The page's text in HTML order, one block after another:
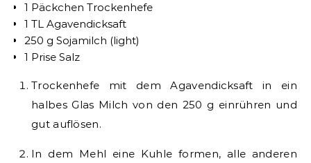
1 Päckchen Trockenhefe
1 TL Agavendicksaft
250 g Sojamilch (light)
1 Prise Salz
Trockenhefe mit dem Agavendicksaft in ein
halbes Glas Milch von den 250 g einrühren und
gut auflösen.
In dem Mehl eine Kuhle formen, alle anderen